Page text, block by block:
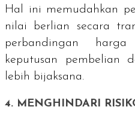
Hal ini memudahkan
nilai berlian secara
perbandingan
keputusan pembelian
lebih bijaksana.
4. MENGHINDARI